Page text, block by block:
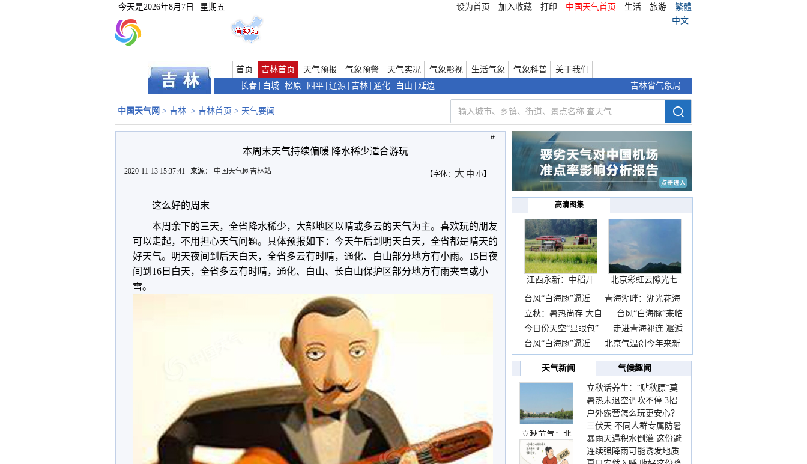
今天是2026年8月7日 星期五 设为首页 加入收藏 打印 中国天气首页 生活 旅游
繁體
中文
首页 吉林首页 天气预报 气象预警 天气实况 气象影视 生活气象 气象科普
关于我们
长春
白城 松原 四平 辽源 吉林 通化 白山 延边 吉林省气象局
中国天气网 > 吉林 > 吉林首页 > 天气要闻
本周末天气持续偏暖 降水稀少适合游玩
【字体： 大 中 小】
2020-11-13 15:37:41 来源： 中国天气网吉林站
这么好的周末
本周余下的三天，全省降水稀少，大部地区以晴或多云的天气为主。喜欢玩的朋友
可以走起，不用担心天气问题。具体预报如下： 今天午后到明天白天，全省都是晴天的
好天气。明天夜间到后天白天，全省多云有时晴，通化、白山部分地方有小雨。15日夜
间到16日白天，全省多云有时晴，通化、白山、长白山保护区部分地方有雨夹雪或小
雪。
#
高清图集
江西永新：中稻开
镰抢
北京彩虹云隙光七
彩云
台风“白海豚”逼近
青海湖畔：湖光花海
长
立秋：暑热尚存 大自
台风“白海豚”来临
前
今日份天空“显眼包”
走进青海祁连 邂逅
一
台风“白海豚”逼近
北京气温创今年来新
高
天气新闻
气候趣闻
立秋节气：北
立秋话养生：“贴秋膘”莫
着急 先清暑再防燥
暑热未退空调吹不停 3招
护住肩颈不酸痛
户外露营怎么玩更安心？
这份攻略请收好
三伏天 不同人群专属防暑
要点请收好
暴雨天遇积水倒灌 这份避
险提示请收好
连续强降雨可能诱发地质